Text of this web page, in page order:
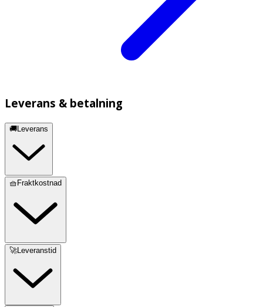
Leverans & betalning
🚚Leverans
🧺Fraktkostnad
🚀Leveranstid